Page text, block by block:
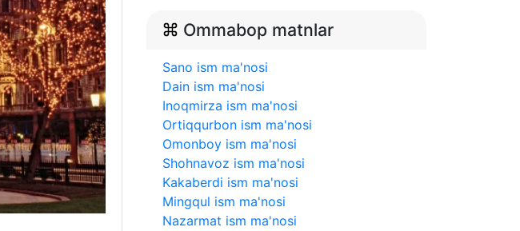
Ommabop matnlar
Sano ism ma'nosi
Dain ism ma'nosi
Inoqmirza ism ma'nosi
Ortiqqurbon ism ma'nosi
Omonboy ism ma'nosi
Shohnavoz ism ma'nosi
Kakaberdi ism ma'nosi
Mingqul ism ma'nosi
Nazarmat ism ma'nosi